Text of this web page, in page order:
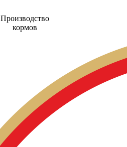
Производство
кормов